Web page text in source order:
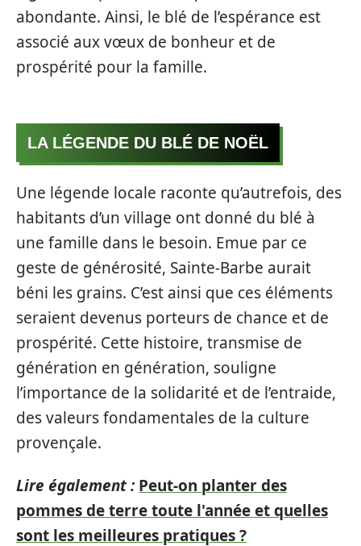
abondante. Ainsi, le blé de l’espérance est
associé aux vœux de bonheur et de
prospérité pour la famille.
LA LÉGENDE DU BLÉ DE NOËL
Une légende locale raconte qu’autrefois, des
habitants d’un village ont donné du blé à
une famille dans le besoin. Emue par ce
geste de générosité, Sainte-Barbe aurait
béni les grains. C’est ainsi que ces éléments
seraient devenus porteurs de chance et de
prospérité. Cette histoire, transmise de
génération en génération, souligne
l’importance de la solidarité et de l’entraide,
des valeurs fondamentales de la culture
provençale.
Lire également : Peut-on planter des
pommes de terre toute l'année et quelles
sont les meilleures pratiques ?